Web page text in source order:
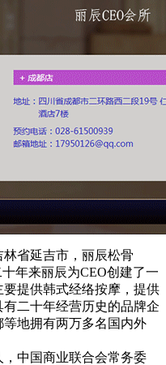
省延吉市，丽辰松骨
年来丽辰为CEO创建了一
提供韩式经络按摩，提供
二十年经营历史的品牌企
地拥有两万多名国内外
中国商业联合会常务委